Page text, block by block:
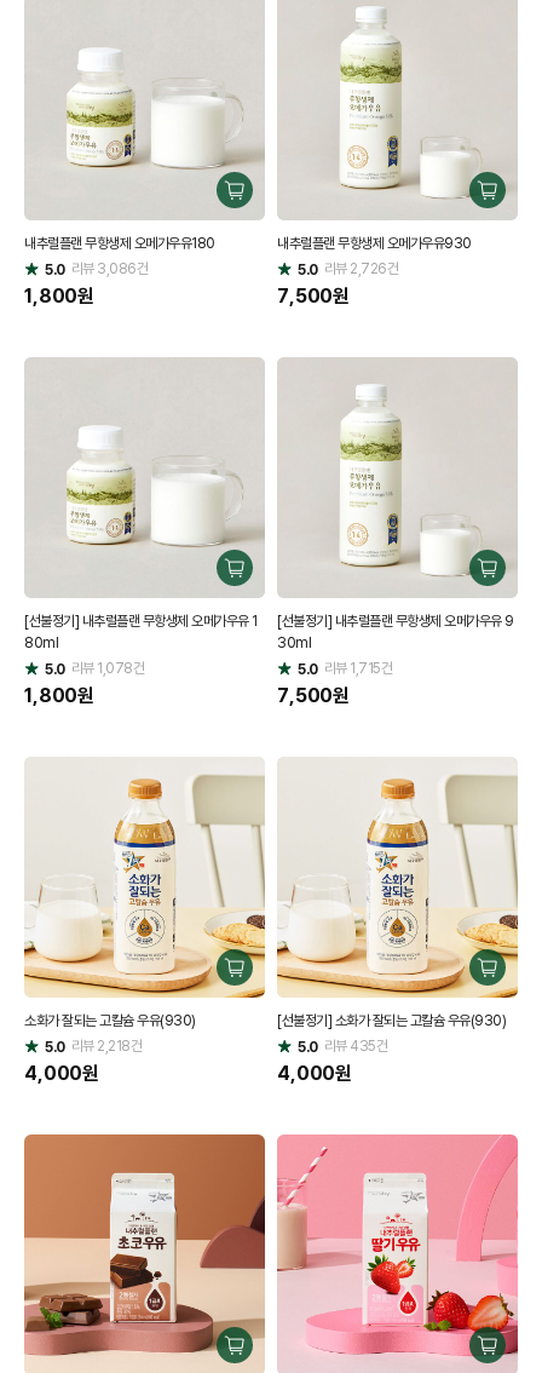
구
매
내추럴플랜 무항생제 오메가우유180
별
점
5.0 리뷰3,086건
1,800원
구
매
내추럴플랜 무항생제 오메가우유930
별
점
5.0 리뷰2,726건
7,500원
구
매
하
[선불정기] 내추럴플랜 무항생제 오메가우유 1
80ml
별
점
5.0 리뷰1,078건
1,800원
구
매
하
[선불정기] 내추럴플랜 무항생제 오메가우유 9
30ml
별
점
5.0 리뷰1,715건
7,500원
구
매
소화가 잘되는 고칼슘 우유(930)
별
점
5.0 리뷰2,218건
4,000원
구
매
하
[선불정기] 소화가 잘되는 고칼슘 우유(930)
별
점
5.0 리뷰435건
4,000원
구
구